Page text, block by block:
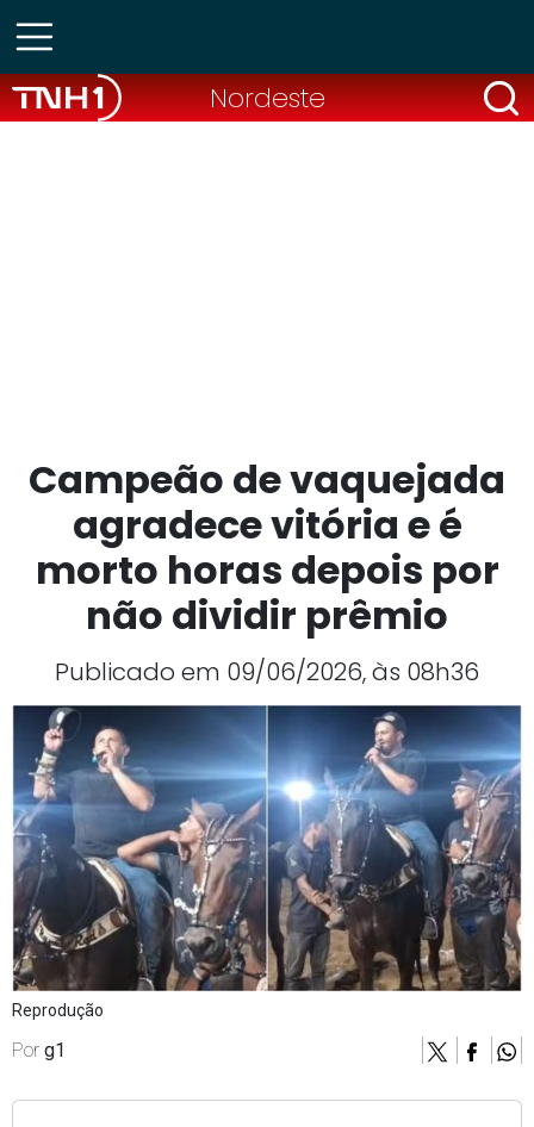
Nordeste
Campeão de vaquejada
agradece vitória e é
morto horas depois por
não dividir prêmio
Publicado em 09/06/2026, às 08h36
Reprodução
Por g1